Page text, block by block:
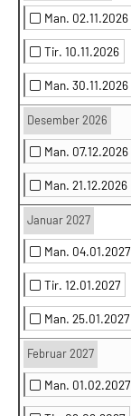
Man. 02.11.2026
Tir. 10.11.2026
Man. 30.11.2026
Desember 2026
Man. 07.12.2026
Man. 21.12.2026
Januar 2027
Man. 04.01.2027
Tir. 12.01.2027
Man. 25.01.2027
Februar 2027
Man. 01.02.2027